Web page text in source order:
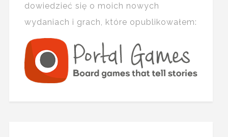
dowiedzieć się o moich nowych
wydaniach i grach, które opublikowałem: